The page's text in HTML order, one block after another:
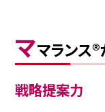
ママランス
戦略提案力